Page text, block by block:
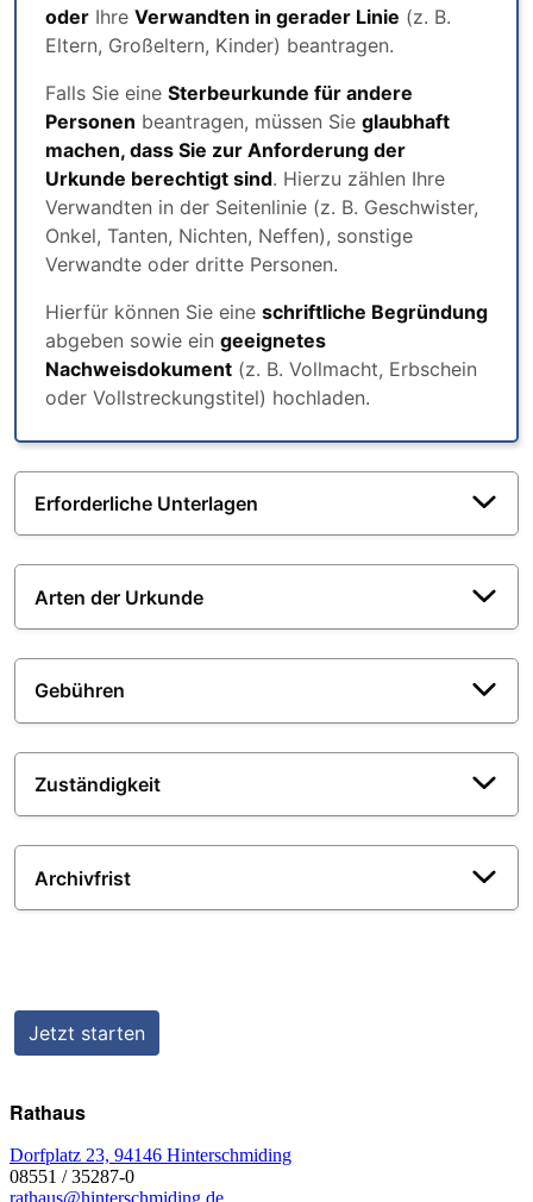
Rathaus
Dorfplatz 23, 94146 Hinterschmiding
08551 / 35287-0
rathaus@hinterschmiding.de